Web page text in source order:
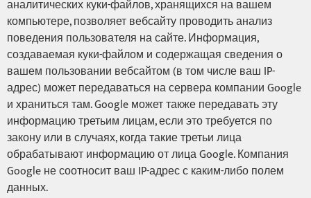
аналитических куки-файлов, хранящихся на вашем
компьютере, позволяет вебсайту проводить анализ
поведения пользователя на сайте. Информация,
создаваемая куки-файлом и содержащая сведения о
вашем пользовании вебсайтом (в том числе ваш IP-
адрес) может передаваться на сервера компании Google
и храниться там. Google может также передавать эту
информацию третьим лицам, если это требуется по
закону или в случаях, когда такие третьи лица
обрабатывают информацию от лица Google. Компания
Google не соотносит ваш IP-адрес с каким-либо полем
данных.